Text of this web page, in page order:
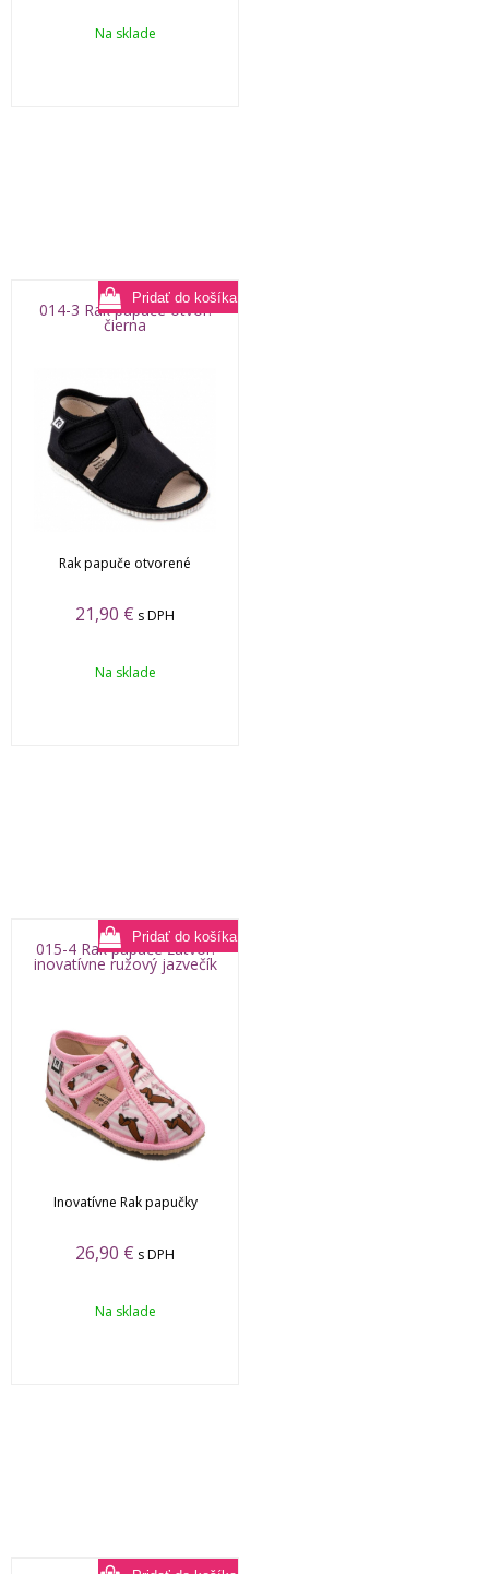
Na sklade
014-3 Rak papuče otvor.
čierna
Rak papuče otvorené
21,90 € s DPH
Na sklade
015-4 Rak papuče zatvor.
inovatívne ružový jazvečík
Inovatívne Rak papučky
26,90 € s DPH
Na sklade